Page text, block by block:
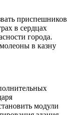
приспешников
в сердцах
города.
в казну
модули